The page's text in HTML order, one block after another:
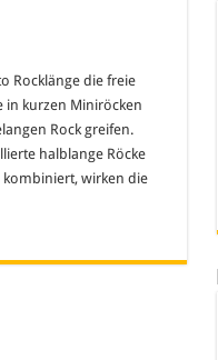
Rocklänge die freie
in kurzen Miniröcken
Rock greifen.
halblange Röcke
kombiniert, wirken die